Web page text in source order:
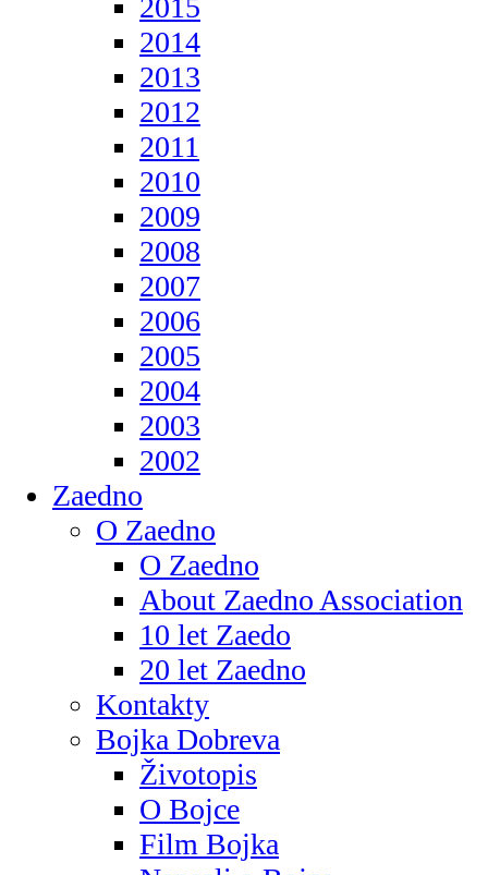
2015
2014
2013
2012
2011
2010
2009
2008
2007
2006
2005
2004
2003
2002
Zaedno
O Zaedno
O Zaedno
About Zaedno Association
10 let Zaedo
20 let Zaedno
Kontakty
Bojka Dobreva
Životopis
O Bojce
Film Bojka